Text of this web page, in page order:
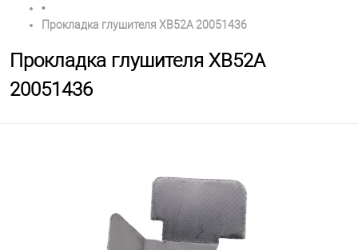
•
Прокладка глушителя XB52A 20051436
Прокладка глушителя XB52A
20051436